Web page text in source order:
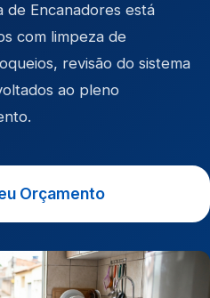
de Encanadores está
com limpeza de
revisão do sistema
ao pleno
Orçamento